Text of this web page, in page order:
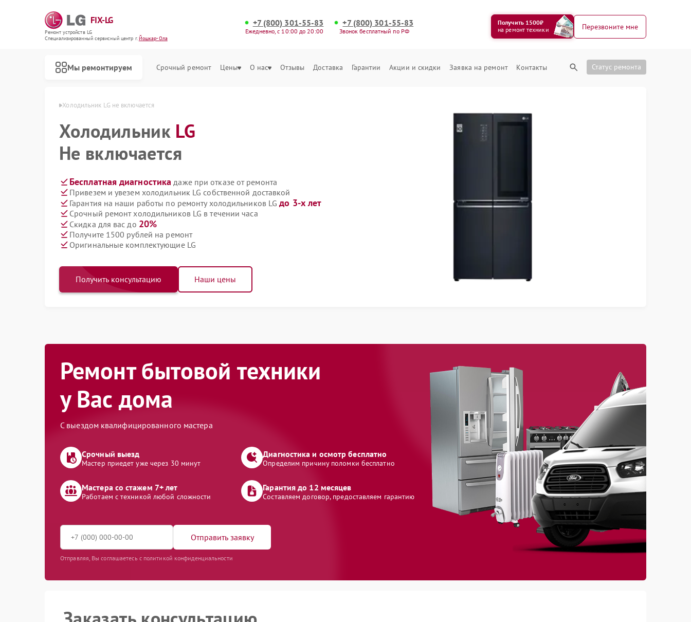
FIX-LG
Ремонт устройств LG
Специализированный cервисный центр г.Йошкар-Ола
+7 (800) 301-55-83
Ежедневно, с 10:00 до 20:00
+7 (800) 301-55-83
Звонок бесплатный по РФ
Получить 1500₽
на ремонт техники
Перезвоните мне
Мы ремонтируем Срочный ремонт Цены О нас Отзывы Доставка Гарантии Акции и скидки Заявка на ремонт Контакты Статус ремонта
LG в Йошкар-Оле Холодильник LG не включается
Холодильник LG
Не включается
Бесплатная диагностика даже при отказе от ремонта
Привезем и увезем холодильник LG собственной доставкой
Гарантия на наши работы по ремонту холодильников LGдо 3-х лет
Срочный ремонт холодильников LG в течении часа
Скидка для вас до 20%
Получите 1500 рублей на ремонт
Оригинальные комплектующие LG
Получить консультацию Наши цены
Ремонт бытовой техники
у Вас дома
С выездом квалифицированного мастера
Срочный выезд
Мастер приедет уже через 30 минут
Диагностика и осмотр бесплатно
Определим причину поломки бесплатно
Мастера со стажем 7+ лет
Работаем с техникой любой сложности
Гарантия до 12 месяцев
Составляем договор, предоставляем гарантию
Отправить заявку
Отправляя, Вы соглашаетесь с политикой конфиденциальности